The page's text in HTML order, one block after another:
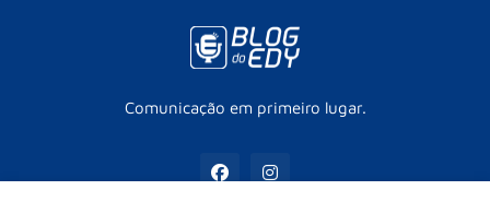
Comunicação em primeiro lugar.